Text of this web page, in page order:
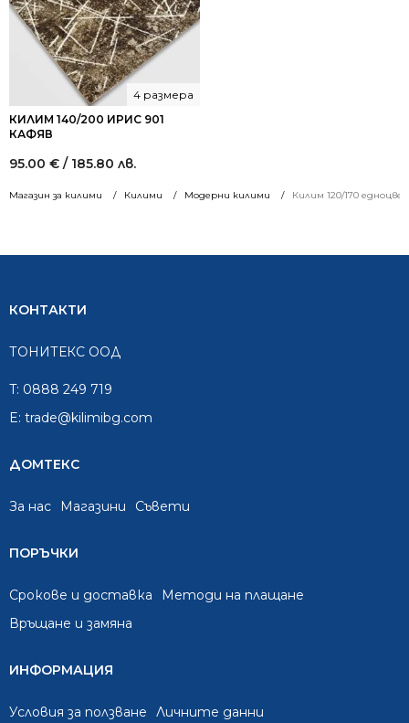
Магазин за килими Килими Модерни килими Килим 120/170
КИЛИМ 140/200 ИРИС 901
КАФЯВ
4 размера
95.00 € / 185.80 лв.
КОНТАКТИ
ТОНИТЕКС ООД
T: 0888 249 719
E: trade@kilimibg.com
ДОМТЕКС
За нас Mагазини Съвети
ПОРЪЧКИ
Срокове и доставка
Методи на плащане
Връщане и замяна
ИНФОРМАЦИЯ
Условия за ползване Личните данни